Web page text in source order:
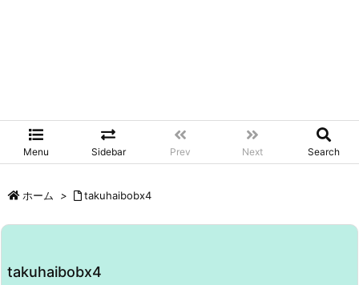
Menu Sidebar Prev Next Search
ホーム > takuhaibobx4
takuhaibobx4